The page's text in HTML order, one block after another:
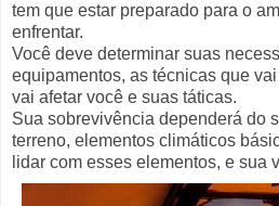
tem que estar preparado para o
enfrentar.
Você deve determinar suas
equipamentos, as técnicas que
vai afetar você e suas táticas.
Sua sobrevivência dependerá do
terreno, elementos climáticos
lidar com esses elementos, e sua